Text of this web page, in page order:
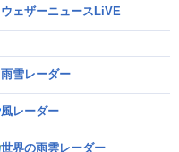
ウェザーニュースLiVE
雨雪レーダー
風レーダー
世界の雨雲レーダー